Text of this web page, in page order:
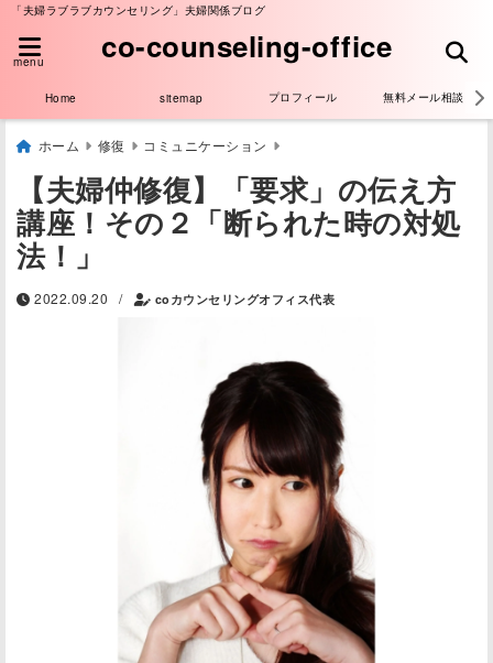
「夫婦ラブラブカウンセリング」夫婦関係ブログ
menu co-counseling-office
Home sitemap プロフィール 無料メール相談
ホーム 修復 コミュニケーション
【夫婦仲修復】「要求」の伝え方
講座！その２「断られた時の対処
法！」
2022.09.20 / coカウンセリングオフィス代表